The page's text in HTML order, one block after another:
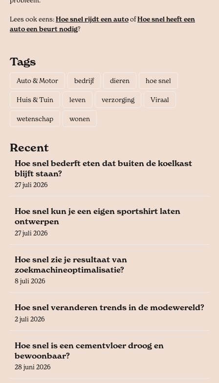
Lees ook eens:Hoe snel rijdt een autoofHoe snel heeft een
auto een beurt nodig?
Tags
Auto & Motor bedrijf dieren hoe snel
Huis & Tuin leven verzorging Viraal
wetenschap wonen
Recent
Hoe snel bederft eten dat buiten de koelkast
blijft staan?
27 juli 2026
Hoe snel kun je een eigen sportshirt laten
ontwerpen
27 juli 2026
Hoe snel zie je resultaat van
zoekmachineoptimalisatie?
8 juli 2026
Hoe snel veranderen trends in de modewereld?
2 juli 2026
Hoe snel is een cementvloer droog en
bewoonbaar?
28 juni 2026